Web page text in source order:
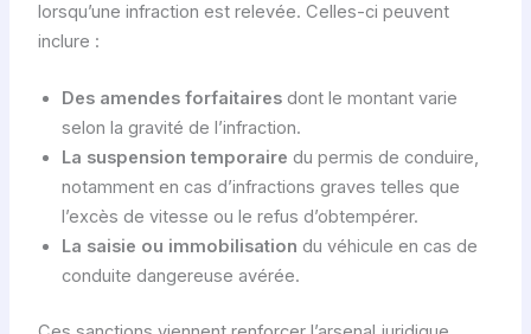
lorsqu’une infraction est relevée. Celles-ci peuvent
inclure :
Des amendes forfaitairesdont le montant varie
selon la gravité de l’infraction.
La suspension temporaire du permis de conduire,
notamment en cas d’infractions graves telles que
l’excès de vitesse ou le refus d’obtempérer.
La saisie ou immobilisation du véhicule en cas de
conduite dangereuse avérée.